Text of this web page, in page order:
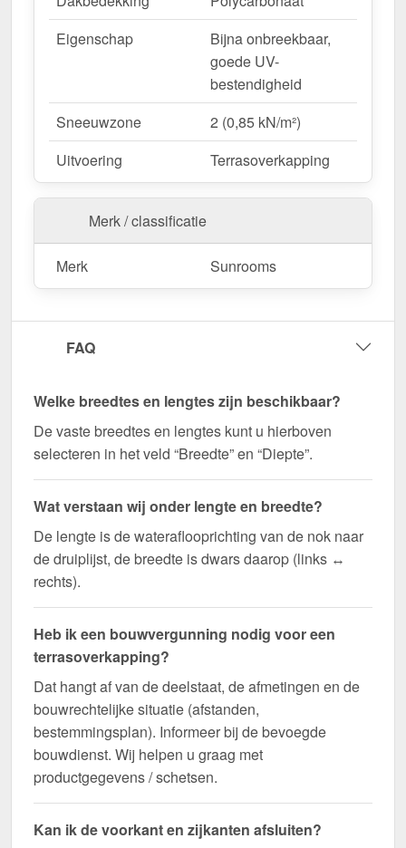
Eigenschap
Bijna onbreekbaar,
goede UV-
bestendigheid
Sneeuwzone
2 (0,85 kN/m²)
Uitvoering
Terrasoverkapping
Merk / classificatie
Merk Sunrooms
FAQ
Welke breedtes en lengtes zijn beschikbaar?
De vaste breedtes en lengtes kunt u hierboven
selecteren in het veld “Breedte” en “Diepte”.
Wat verstaan wij onder lengte en breedte?
De lengte is de wateraflooprichting van de nok naar
de druiplijst, de breedte is dwars daarop (links ↔
rechts).
Heb ik een bouwvergunning nodig voor een
terrasoverkapping?
Dat hangt af van de deelstaat, de afmetingen en de
bouwrechtelijke situatie (afstanden,
bestemmingsplan). Informeer bij de bevoegde
bouwdienst. Wij helpen u graag met
productgegevens / schetsen.
Kan ik de voorkant en zijkanten afsluiten?